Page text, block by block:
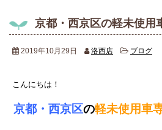
京都・西京区の軽未使
2019年10月29日 洛西店 ブログ
こんにちは！
京都・西京区の軽未使用車